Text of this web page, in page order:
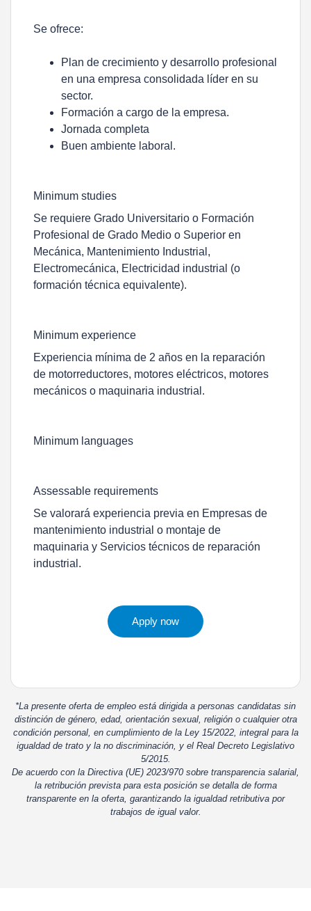
Se ofrece:
Plan de crecimiento y desarrollo profesional
en una empresa consolidada líder en su
sector.
Formación a cargo de la empresa.
Jornada completa
Buen ambiente laboral.
Minimum studies
Se requiere Grado Universitario o Formación
Profesional de Grado Medio o Superior en
Mecánica, Mantenimiento Industrial,
Electromecánica, Electricidad industrial (o
formación técnica equivalente).
Minimum experience
Experiencia mínima de 2 años en la reparación
de motorreductores, motores eléctricos, motores
mecánicos o maquinaria industrial.
Minimum languages
Assessable requirements
Se valorará experiencia previa en Empresas de
mantenimiento industrial o montaje de
maquinaria y Servicios técnicos de reparación
industrial.
Apply now
*La presente oferta de empleo está dirigida a personas candidatas sin
distinción de género, edad, orientación sexual, religión o cualquier otra
condición personal, en cumplimiento de la Ley 15/2022, integral para la
igualdad de trato y la no discriminación, y el Real Decreto Legislativo
5/2015.
De acuerdo con la Directiva (UE) 2023/970 sobre transparencia salarial,
la retribución prevista para esta posición se detalla de forma
transparente en la oferta, garantizando la igualdad retributiva por
trabajos de igual valor.